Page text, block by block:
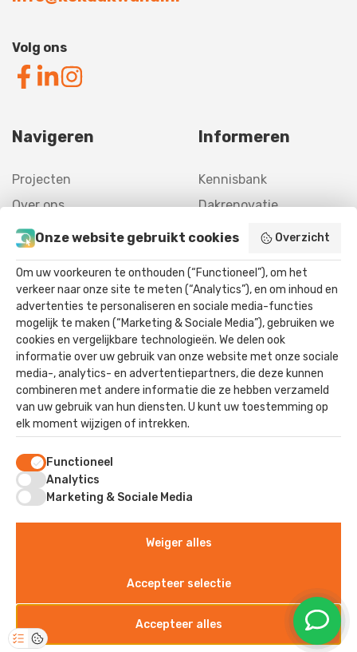
Volg ons
Navigeren
Projecten
Over ons
Contact
Offerte
Informeren
Kennisbank
Dakrenovatie
Gevelrenovatie
Asbestverwijdering
Agrarisch
Utiliteit
Paardenstallen
Nieuwbouw
Contact
Staverhul 17
3888 MR, Uddel
Privacyverklaring
Disclaimer
Onze website gebruikt cookies Overzicht
Om uw voorkeuren te onthouden (“Functioneel”), om het
verkeer naar onze site te meten (“Analytics”), en om inhoud en
advertenties te personaliseren en sociale media-functies
mogelijk te maken (“Marketing & Sociale Media”), gebruiken we
cookies en vergelijkbare technologieën. We delen ook
informatie over uw gebruik van onze website met onze sociale
media-, analytics- en advertentiepartners, die deze kunnen
combineren met andere informatie die ze hebben verzameld
van uw gebruik van hun diensten. U kunt uw toestemming op
elk moment wijzigen of intrekken.
Functioneel
Analytics
Marketing & Sociale Media
Weiger alles
Accepteer selectie
Accepteer alles